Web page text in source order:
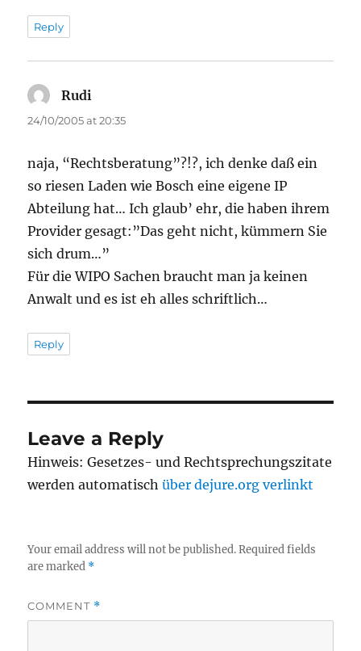
Reply
Rudi
24/10/2005 at 20:35
naja, “Rechtsberatung”?!?, ich denke daß ein
so riesen Laden wie Bosch eine eigene IP
Abteilung hat… Ich glaub’ ehr, die haben ihrem
Provider gesagt:”Das geht nicht, kümmern Sie
sich drum…”
Für die WIPO Sachen braucht man ja keinen
Anwalt und es ist eh alles schriftlich…
Reply
Leave a Reply
Hinweis: Gesetzes- und Rechtsprechungszitate
werden automatischüber dejure.org verlinkt
Your email address will not be published. Required fields
are marked *
COMMENT *